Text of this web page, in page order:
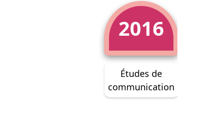
2016
Études de
communication